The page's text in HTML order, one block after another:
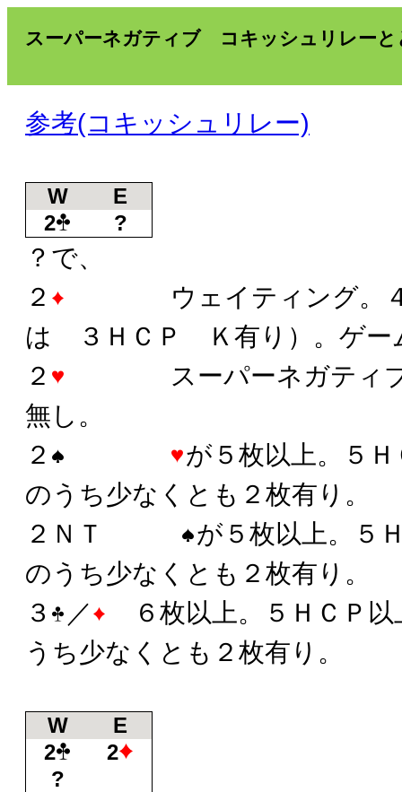
スーパーネガティブ コキッシュリレーと
参考(コキッシュリレー)
W
E
2
?
？で、
２
ウェイティング。４
は ３ＨＣＰ Ｋ有り）。ゲー
２
スーパーネガティブ
無し。
２
が５枚以上。５
のうち少なくとも２枚有り。
２ＮＴ
が５枚以上。５
のうち少なくとも２枚有り。
３
／
６枚以上。５ＨＣＰ以
うち少なくとも２枚有り。
W
E
2
2
?